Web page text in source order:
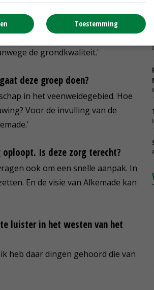
op veen. Hoe kijkt u
veen een goede optie kan zijn.
de grondkwaliteit.'
deze groep doen?
in het veenweidegebied. Hoe
Voor de invulling van de
Is deze zorg terecht?
ook om een snelle aanpak. In
En de visie van Alkemade kan
luister in het westen van het
heb daar dingen gehoord die van
Toestemming